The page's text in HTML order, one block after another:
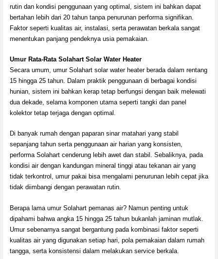
rutin dan kondisi penggunaan yang optimal, sistem ini bahkan dapat
bertahan lebih dari 20 tahun tanpa penurunan performa signifikan.
Faktor seperti kualitas air, instalasi, serta perawatan berkala sangat
menentukan panjang pendeknya usia pemakaian.
Umur Rata-Rata Solahart Solar Water Heater
Secara umum, umur Solahart solar water heater berada dalam rentang
15 hingga 25 tahun. Dalam praktik penggunaan di berbagai kondisi
hunian, sistem ini bahkan kerap tetap berfungsi dengan baik melewati
dua dekade, selama komponen utama seperti tangki dan panel
kolektor tetap terjaga dengan optimal.
Di banyak rumah dengan paparan sinar matahari yang stabil
sepanjang tahun serta penggunaan air harian yang konsisten,
performa Solahart cenderung lebih awet dan stabil. Sebaliknya, pada
kondisi air dengan kandungan mineral tinggi atau tekanan air yang
tidak terkontrol, umur pakai bisa mengalami penurunan lebih cepat jika
tidak diimbangi dengan perawatan rutin.
Berapa lama umur Solahart pemanas air? Namun penting untuk
dipahami bahwa angka 15 hingga 25 tahun bukanlah jaminan mutlak.
Umur sebenarnya sangat bergantung pada kombinasi faktor seperti
kualitas air yang digunakan setiap hari, pola pemakaian dalam rumah
tangga, serta konsistensi dalam melakukan service berkala.